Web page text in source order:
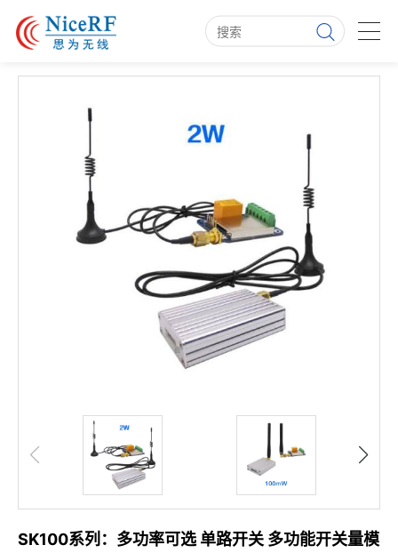
SK100系列：多功率可选 单路开关 多功能开关量模